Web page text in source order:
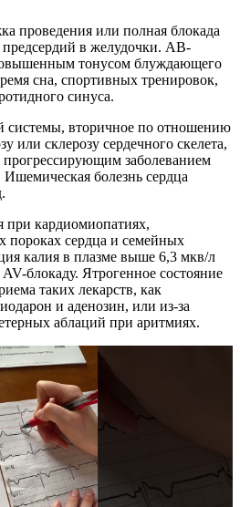
проведения или полная блокада
предсердий в желудочки. АВ-
тонусом блуждающего
сна, спортивных тренировок,
синуса.
системы, вторичное по отношению
или склерозу сердечного скелета,
прогрессирующим заболеванием
болезнь сердца
кардиомиопатиях,
пороках сердца и семейных
калия в плазме выше 6,3 мкв/л
блокаду. Ятрогенное состояние
таких лекарств, как
и аденозин, или из-за
аблаций при аритмиях.